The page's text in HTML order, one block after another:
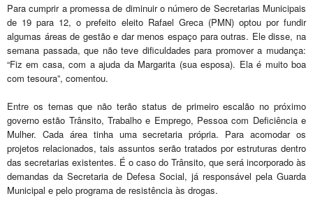
Para cumprir a promessa de diminuir o número de Secretarias Municipais
de 19 para 12, o prefeito eleito Rafael Greca (PMN) optou por fundir
algumas áreas de gestão e dar menos espaço para outras. Ele disse, na
semana passada, que não teve dificuldades para promover a mudança:
“Fiz em casa, com a ajuda da Margarita (sua esposa). Ela é muito boa
com tesoura”, comentou.
Entre os temas que não terão status de primeiro escalão no próximo
governo estão Trânsito, Trabalho e Emprego, Pessoa com Deficiência e
Mulher. Cada área tinha uma secretaria própria. Para acomodar os
projetos relacionados, tais assuntos serão tratados por estruturas dentro
das secretarias existentes. É o caso do Trânsito, que será incorporado às
demandas da Secretaria de Defesa Social, já responsável pela Guarda
Municipal e pelo programa de resistência às drogas.